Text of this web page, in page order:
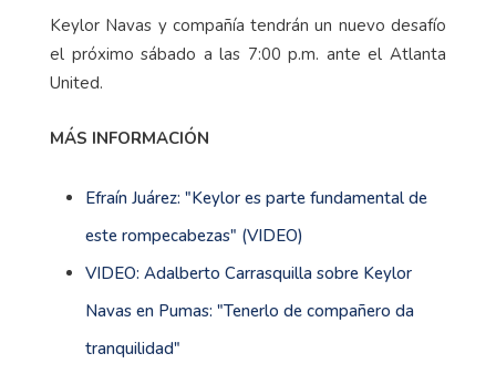
Keylor Navas y compañía tendrán un nuevo desafío
el próximo sábado a las 7:00 p.m. ante el Atlanta
United.
MÁS INFORMACIÓN
Efraín Juárez: "Keylor es parte fundamental de
este rompecabezas" (VIDEO)
VIDEO: Adalberto Carrasquilla sobre Keylor
Navas en Pumas: "Tenerlo de compañero da
tranquilidad"